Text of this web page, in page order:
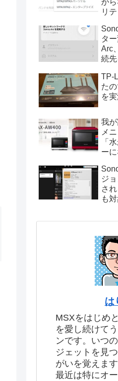
リ
タ
Arc
続
TP-
た
を実
我
メ
「
ー
ジ
さ
も
は
MSXをはじめ
を愛し続けて
ンです。いつ
ジェットを見
がいを覚えます
最近は特にオ